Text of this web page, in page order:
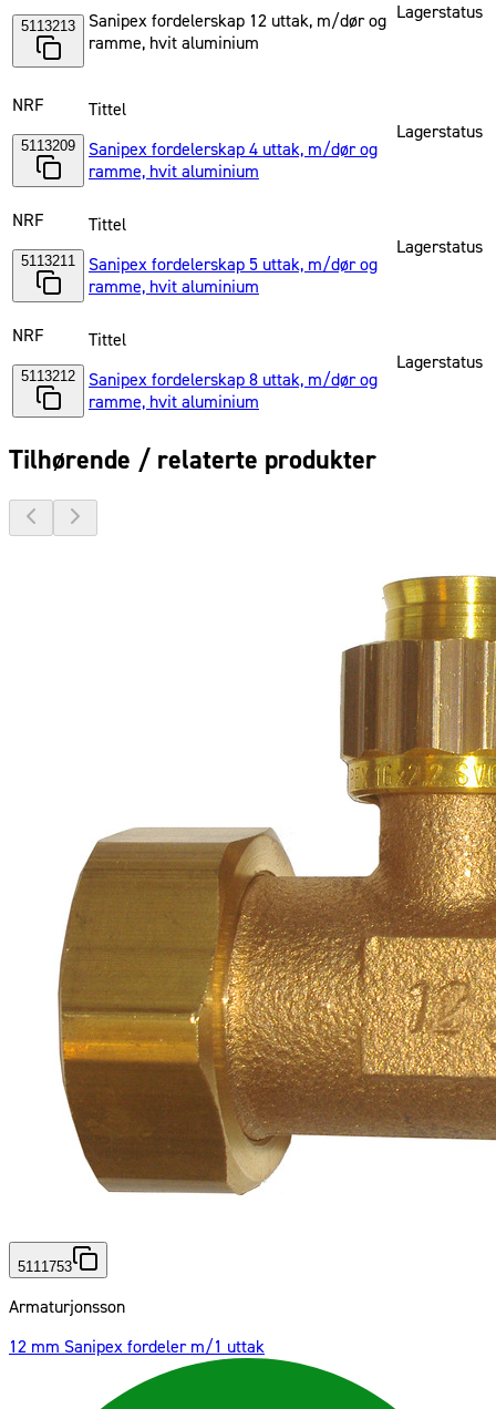
5113213
Sanipex fordelerskap 12 uttak, m/dør og
ramme, hvit aluminium
Lagerstatus
NRF
5113209
Tittel
Sanipex fordelerskap 4 uttak, m/dør og
ramme, hvit aluminium
Lagerstatus
NRF
5113211
Tittel
Sanipex fordelerskap 5 uttak, m/dør og
ramme, hvit aluminium
Lagerstatus
NRF
5113212
Tittel
Sanipex fordelerskap 8 uttak, m/dør og
ramme, hvit aluminium
Lagerstatus
Tilhørende / relaterte produkter
5111753
Armaturjonsson
12 mm Sanipex fordeler m/1 uttak